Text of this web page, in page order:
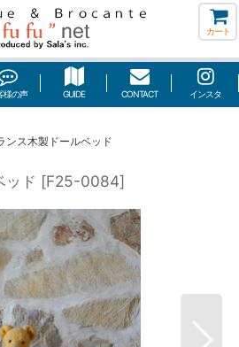
カート
様の声 GUIDE CONTACT インスタ
ンス木製ドールベッド
ッド [F25-0084]